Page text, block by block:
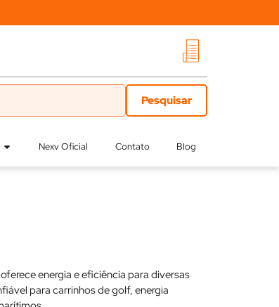
Nexv Oficial Contato Blog
energia e eficiência para diversas
para carrinhos de golf, energia